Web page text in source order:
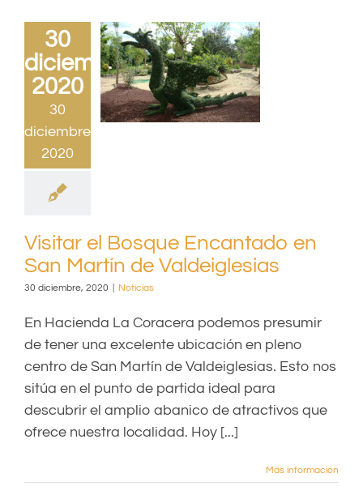
30
diciembre,
2020
30
diciembre,
2020
Visitar el Bosque Encantado en
San Martín de Valdeiglesias
30 diciembre, 2020 Noticias
En Hacienda La Coracera podemos presumir
de tener una excelente ubicación en pleno
centro de San Martín de Valdeiglesias. Esto nos
sitúa en el punto de partida ideal para
descubrir el amplio abanico de atractivos que
ofrece nuestra localidad. Hoy [...]
Más información